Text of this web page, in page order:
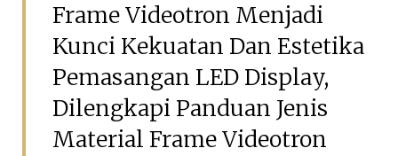
Frame Videotron Menjadi
Kunci Kekuatan Dan Estetika
Pemasangan LED Display,
Dilengkapi Panduan Jenis
Material Frame Videotron